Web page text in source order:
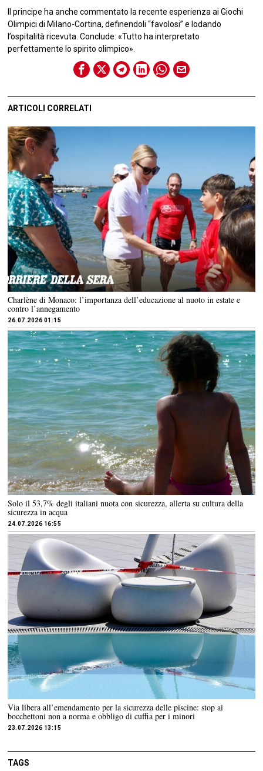
Il principe ha anche commentato la recente esperienza ai Giochi
Olimpici di Milano-Cortina, definendoli “favolosi” e lodando
l’ospitalità ricevuta. Conclude: «Tutto ha interpretato
perfettamente lo spirito olimpico».
ARTICOLI CORRELATI
Charlène di Monaco: l’importanza dell’educazione al nuoto in estate e
contro l’annegamento
26.07.2026 01:15
Solo il 53,7% degli italiani nuota con sicurezza, allerta su cultura della
sicurezza in acqua
24.07.2026 16:55
Via libera all’emendamento per la sicurezza delle piscine: stop ai
bocchettoni non a norma e obbligo di cuffia per i minori
23.07.2026 13:15
TAGS